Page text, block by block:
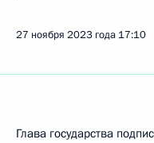
27 ноября 2023 года 17:10
Глава государства